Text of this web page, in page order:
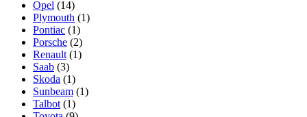
Opel (14)
Plymouth (1)
Pontiac (1)
Porsche (2)
Renault (1)
Saab (3)
Skoda (1)
Sunbeam (1)
Talbot (1)